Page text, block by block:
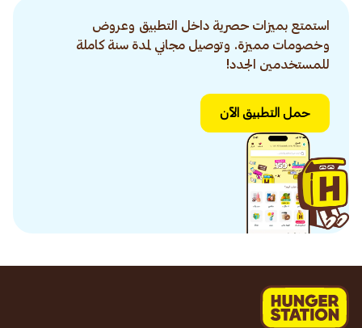
استمتع بميزات حصرية داخل التطبيق وعروض
وخصومات مميزة. وتوصيل مجاني لمدة سنة كاملة
للمستخدمين الجدد!
حمل التطبيق الآن